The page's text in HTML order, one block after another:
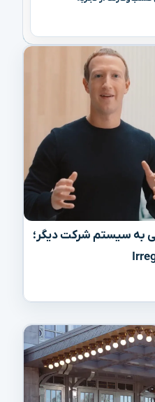
به سیستم شرکت دیگر؛